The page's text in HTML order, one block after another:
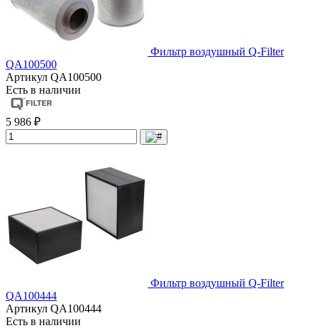
Фильтр воздушный Q-Filter
QA100500
Артикул QA100500
Есть в наличии
5 986 ₽
Фильтр воздушный Q-Filter
QA100444
Артикул QA100444
Есть в наличии